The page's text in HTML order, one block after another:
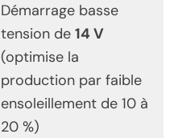
Démarrage basse
tension de 14 V
(optimise la
production par faible
ensoleillement de 10 à
20 %)